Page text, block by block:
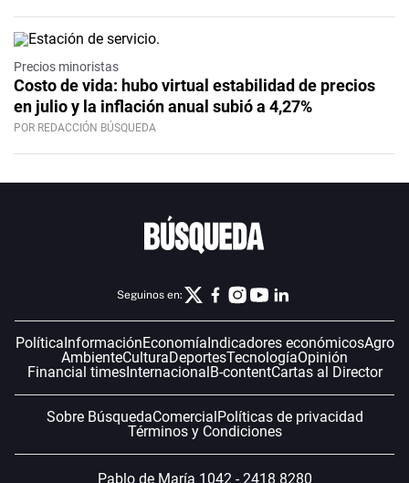
Precios minoristas
Costo de vida: hubo virtual estabilidad de precios
en julio y la inflación anual subió a 4,27%
POR REDACCIÓN BÚSQUEDA
Seguinos en:
PolíticaInformaciónEconomíaIndicadores económicosAgro
AmbienteCulturaDeportesTecnologíaOpinión
Financial timesInternacionalB-contentCartas al Director
Sobre BúsquedaComercialPolíticas de privacidad
Términos y Condiciones
Pablo de María 1042 - 2418 8280